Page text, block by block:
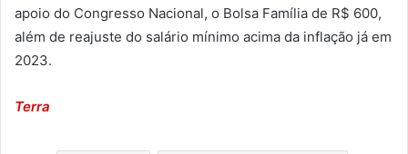
apoio do Congresso Nacional, o Bolsa Família de R$ 600,
além de reajuste do salário mínimo acima da inflação já em
2023.
Terra